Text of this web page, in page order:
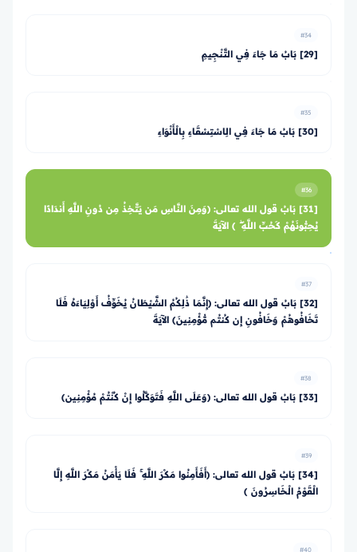
#34
[29] بَابُ مَا جَاءَ فِي التَّنْجِيمِ
#35
[30] بَابُ مَا جَاءَ فِي الِاسْتِسْقَاءِ بِالْأَنْوَاءِ
#36
[31] بَابُ قول الله تعالى: ﴿وَمِنَ النَّاسِ مَن يَتَّخِذُ مِن دُونِ اللَّهِ أَندَادًا
يُحِبُّونَهُمْ كَحُبِّ اللَّهِ ۖ ﴾ الآيَةَ
#37
[32] بَابُ قول الله تعالى: ﴿إِنَّمَا ذَٰلِكُمُ الشَّيْطَانُ يُخَوِّفُ أَوْلِيَاءَهُ فَلَا
تَخَافُوهُمْ وَخَافُونِ إِن كُنتُم مُّؤْمِنِينَ﴾ الآيَةَ
#38
[33] بَابُ قول الله تعالى: ﴿وَعَلَى اللَّهِ فَتَوَكَّلُوا إِنْ كُنْتُمْ مُؤْمِنِين﴾
#39
[34] بَابُ قول الله تعالى: ﴿أَفَأَمِنُوا مَكْرَ اللَّهِ ۚ فَلَا يَأْمَنُ مَكْرَ اللَّهِ إِلَّا
الْقَوْمُ الْخَاسِرُونَ ﴾
#40